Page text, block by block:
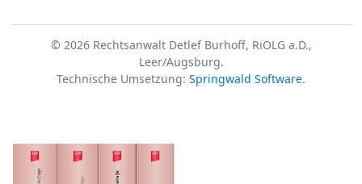
© 2026 Rechtsanwalt Detlef Burhoff, RiOLG a.D.,
Leer/Augsburg.
Technische Umsetzung: Springwald Software.